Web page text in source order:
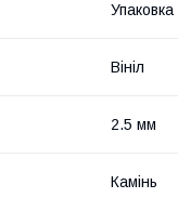
Упаковка
Вініл
2.5 мм
Камінь